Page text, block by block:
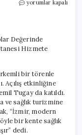
Koç
Dolar
Değerinde
Sağlık
Amerikan
Hastanesi
Hizmete
Girdi
için
yorumlar kapalı
bir törenle
Açılış etkinliğine
Tugay da katıldı.
ve sağlık turizmine
“İzmir, modern
bir kente sağlık
dedi.